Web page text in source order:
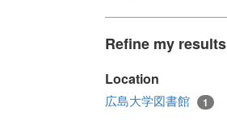
Refine my results
Location
広島大学図書館 1